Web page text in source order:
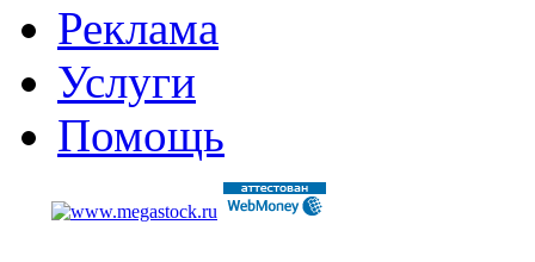
Реклама
Услуги
Помощь